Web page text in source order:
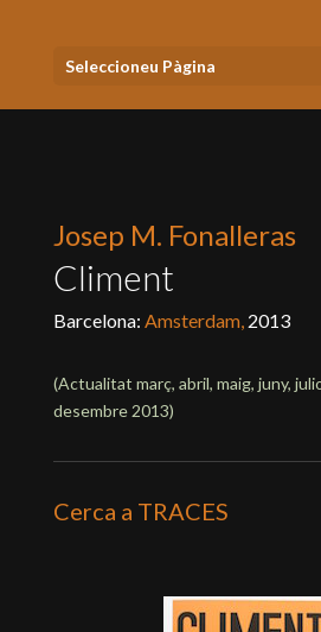
Seleccioneu Pàgina
Josep M. Fonalleras
Climent
Barcelona: Amsterdam, 2013
(Actualitat març, abril, maig, juny,
desembre 2013)
Cerca a TRACES